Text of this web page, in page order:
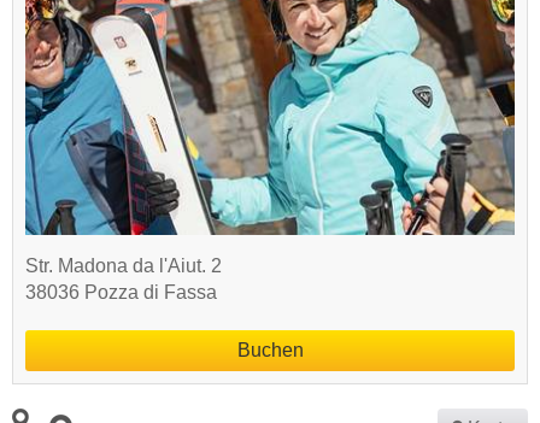
Str. Madona da l'Aiut. 2
38036 Pozza di Fassa
Buchen